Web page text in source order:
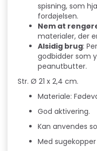
spisning, som
fordøjelsen.
Nem at
materialer, der
Alsidig brug:
godbidder som
peanutbutter.
Str. Ø 21 x 2,4 cm.
Materiale:
God aktivering.
Kan anvendes
Med